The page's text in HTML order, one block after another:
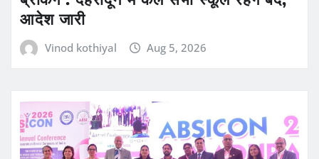
आदेश जारी
Vinod kothiyal Aug 5, 2026